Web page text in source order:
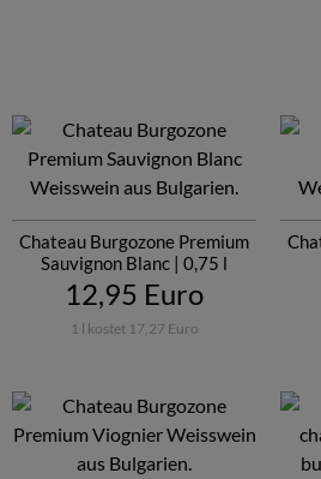
Chateau Burgozone Premium
Sauvignon Blanc | 0,75 l
12,95 Euro
1 l kostet 17,27 Euro